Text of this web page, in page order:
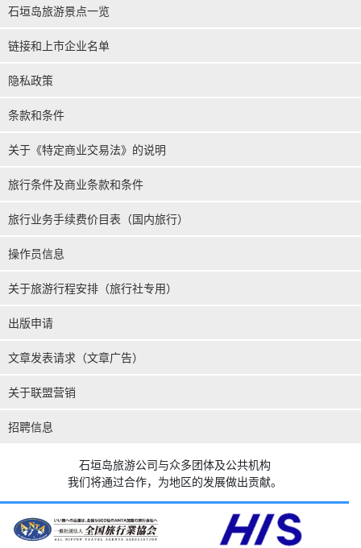
石垣岛旅游景点一览
链接和上市企业名单
隐私政策
条款和条件
关于《特定商业交易法》的说明
旅行条件及商业条款和条件
旅行业务手续费价目表（国内旅行）
操作员信息
关于旅游行程安排（旅行社专用）
出版申请
文章发表请求（文章广告）
关于联盟营销
招聘信息
石垣岛旅游公司与众多团体及公共机构
我们将通过合作，为地区的发展做出贡献。